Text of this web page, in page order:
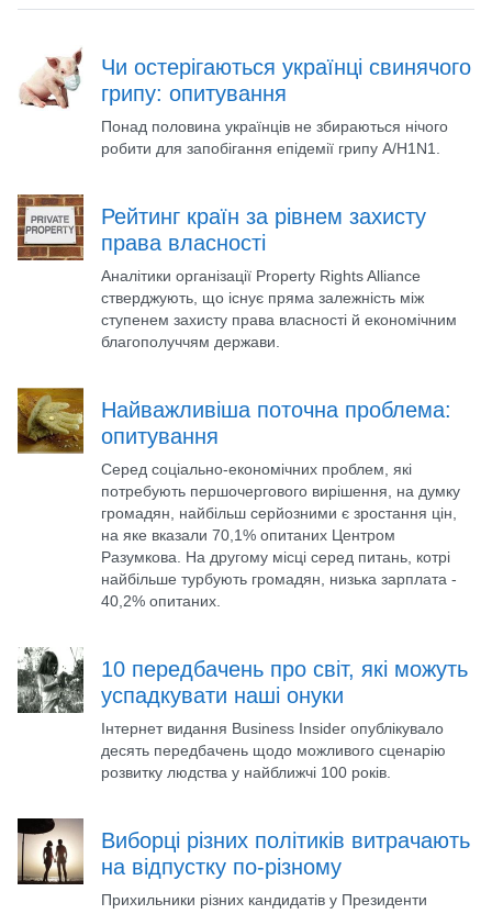
Чи остерігаються українці свинячого
грипу: опитування
Понад половина українців не збираються нічого
робити для запобігання епідемії грипу A/H1N1.
Рейтинг країн за рівнем захисту
права власності
Аналітики організації Property Rights Alliance
стверджують, що існує пряма залежність між
ступенем захисту права власності й економічним
благополуччям держави.
Найважливіша поточна проблема:
опитування
Серед соціально-економічних проблем, які
потребують першочергового вирішення, на думку
громадян, найбільш серйозними є зростання цін,
на яке вказали 70,1% опитаних Центром
Разумкова. На другому місці серед питань, котрі
найбільше турбують громадян, низька зарплата -
40,2% опитаних.
10 передбачень про світ, які можуть
успадкувати наші онуки
Інтернет видання Business Insider опублікувало
десять передбачень щодо можливого сценарію
розвитку людства у найближчі 100 років.
Виборці різних політиків витрачають
на відпустку по-різному
Прихильники різних кандидатів у Президенти